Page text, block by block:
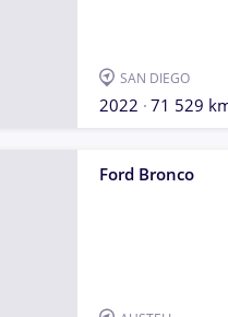
SAN DIEGO
2022 71 529
Ford Bronco